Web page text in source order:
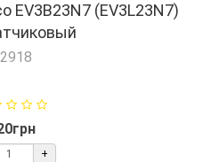
EV3B23N7 (EV3L23N7)
+